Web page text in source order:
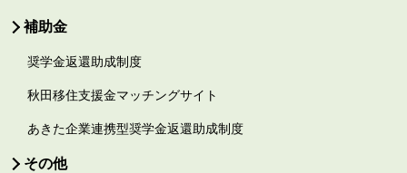
補助金
奨学金返還助成制度
秋田移住支援金マッチングサイト
あきた企業連携型奨学金返還助成制度
その他